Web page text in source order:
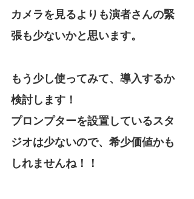
カメラを見るよりも演者さんの緊
張も少ないかと思います。
もう少し使ってみて、導入するか
検討します！
プロンプターを設置しているスタ
ジオは少ないので、希少価値かも
しれませんね！！